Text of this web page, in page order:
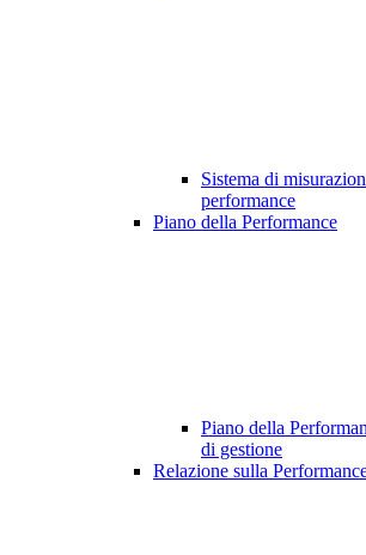
Sistema di
performance
Piano della Performance
Piano della
di gestione
Relazione sulla